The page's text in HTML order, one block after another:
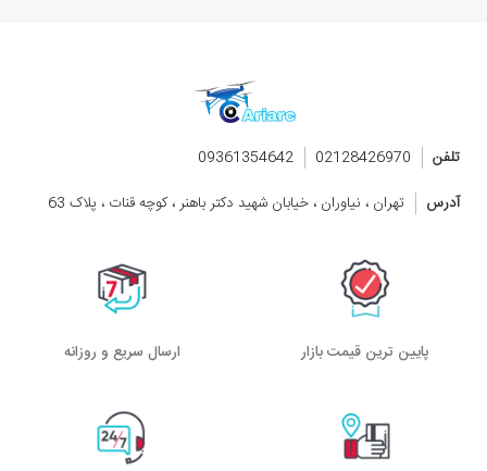
تلفن 02128426970
09361354642
آدرس
تهران ، نیاوران ، خیابان شهید دکتر باهنر ، کوچه قنات ، پلاک 63
پایین ترین قیمت بازار ارسال سریع و روزانه